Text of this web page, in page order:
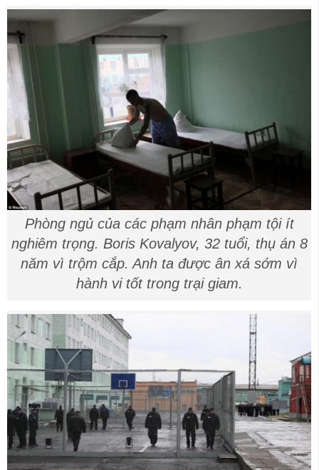
Phòng ngủ của các phạm nhân phạm tội ít
nghiêm trọng. Boris Kovalyov, 32 tuổi, thụ án 8
năm vì trộm cắp. Anh ta được ân xá sớm vì
hành vi tốt trong trại giam.